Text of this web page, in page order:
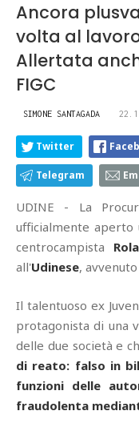
Ancora
volta al
Allertata
FIGC
SIMONE SANTAGADA
Twitter
Telegram
UDINE - La
ufficialmente aperto
centrocampista
all'Udinese,
Il talentuoso ex
protagonista di una
delle due società e
di reato: falso in
funzioni delle
fraudolenta